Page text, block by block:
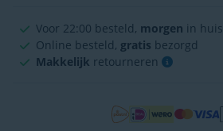
Voor 22:00 besteld, morgen in huis
Online besteld, gratis bezorgd
Makkelijk retourneren